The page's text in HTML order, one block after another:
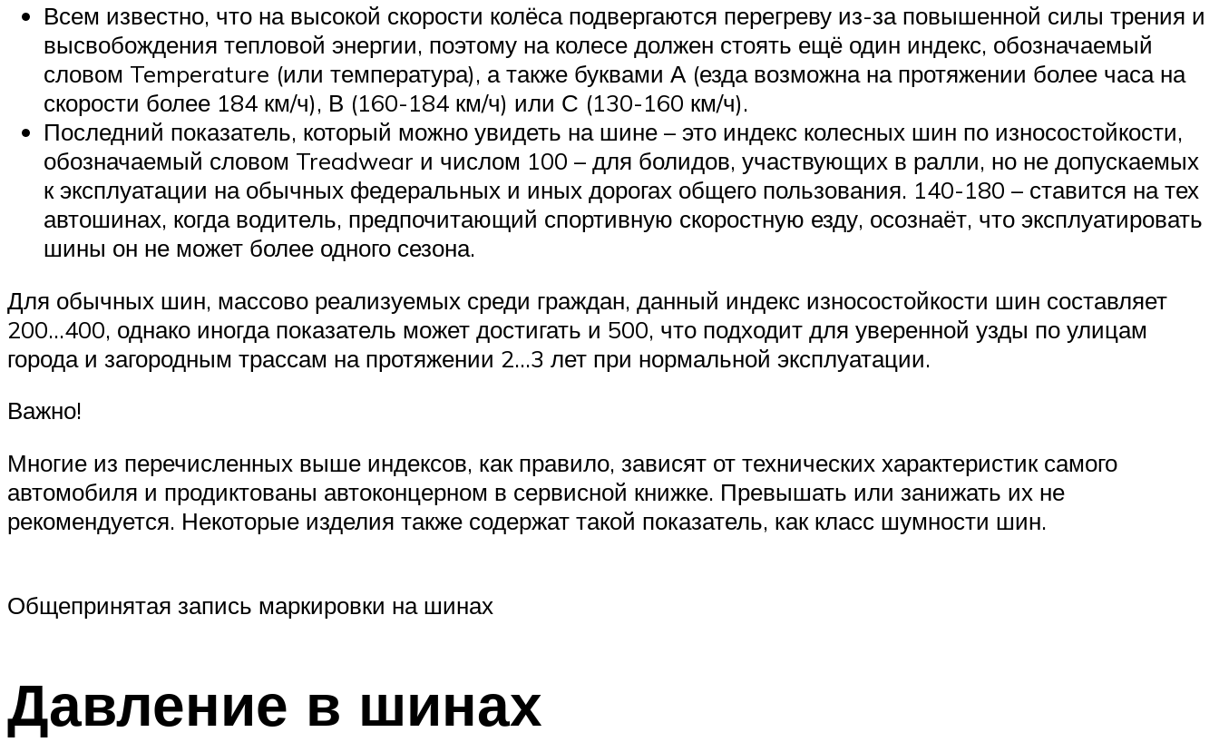
Всем известно, что на высокой скорости колёса подвергаются перегреву из-за повышенной силы трения и
высвобождения тепловой энергии, поэтому на колесе должен стоять ещё один индекс, обозначаемый
словом Temperature (или температура), а также буквами А (езда возможна на протяжении более часа на
скорости более 184 км/ч), В (160-184 км/ч) или С (130-160 км/ч).
Последний показатель, который можно увидеть на шине – это индекс колесных шин по износостойкости,
обозначаемый словом Treadwear и числом 100 – для болидов, участвующих в ралли, но не допускаемых
к эксплуатации на обычных федеральных и иных дорогах общего пользования. 140-180 – ставится на тех
автошинах, когда водитель, предпочитающий спортивную скоростную езду, осознаёт, что эксплуатировать
шины он не может более одного сезона.
Для обычных шин, массово реализуемых среди граждан, данный индекс износостойкости шин составляет
200…400, однако иногда показатель может достигать и 500, что подходит для уверенной узды по улицам
города и загородным трассам на протяжении 2…3 лет при нормальной эксплуатации.
Важно!
Многие из перечисленных выше индексов, как правило, зависят от технических характеристик самого
автомобиля и продиктованы автоконцерном в сервисной книжке. Превышать или занижать их не
рекомендуется. Некоторые изделия также содержат такой показатель, как класс шумности шин.
Общепринятая запись маркировки на шинах
Давление в шинах